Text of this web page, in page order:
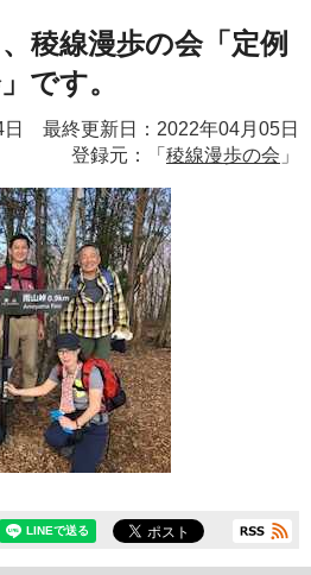
稜線漫歩の会「定例
です。
日 最終更新日：2022年04月05日
登録元：「 稜線漫歩の会 」